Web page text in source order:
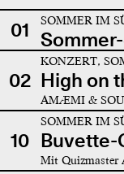
01 SOMMER IM
02
KONZERT,
High on
AMÆMI &
10
SOMMER IM
Buvette-
Mit Quizmaster